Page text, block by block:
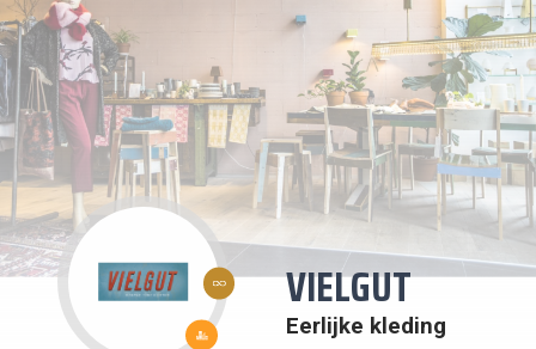
11: DUURZAME
STEDEN EN
12:
VERANTWOORDE
CONSUMPTIE EN
PRODUCTIE VIELGUT
Eerlijke kleding